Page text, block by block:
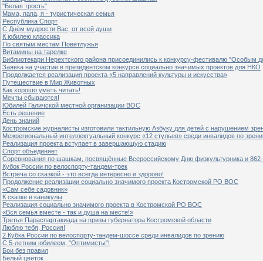
"Белая трость"
Мама, папа, я - туристическая семья
Республика Спорт
С Днём мудрости Вас, от всей души
К юбилею классика
По святым местам Поветлужья
Витамины на тарелке
Библиотекари Нерехтского района присоединились к конкурсу-фестивалю "Особым
Заявка на участие в президентском конкурсе социально значимых проектов для НКО
Продолжается реализация проекта «5 направлений культуры и искусства»
Путешествие в Мир Животных
Как хорошо уметь читать!
Мечты сбываются!
Юбилей Галичской местной организации ВОС
Есть решение
День знаний
Костромские журналисты изготовили тактильную Азбуку для детей с нарушением
Межрегиональный интеллектуальный конкурс «12 стульев» среди инвалидов по
Реализация проекта вступает в завершающую стадию
Спорт объединяет
Соревнования по шашкам, посвящённые Всероссийскому Дню физкультурника и
Кубок России по велоспорту-тандем-трек
Встреча со сказкой - это всегда интересно и здорово!
Продолжение реализации социально значимого проекта Костромской РО ВОС
«Сам себе садовник»
К сказке в каникулы
Реализация социально значимого проекта в Костромской РО ВОС
«Вся семья вместе - так и душа на месте!»
Третья Параспартакиада на призы губернатора Костромской области
Люблю тебя, Россия!
2 Кубка России по велоспорту-тандем-шоссе среди инвалидов по зрению
С 5-летним юбилеем, "Оптимисты"!
Бои без правил
Белый цветок